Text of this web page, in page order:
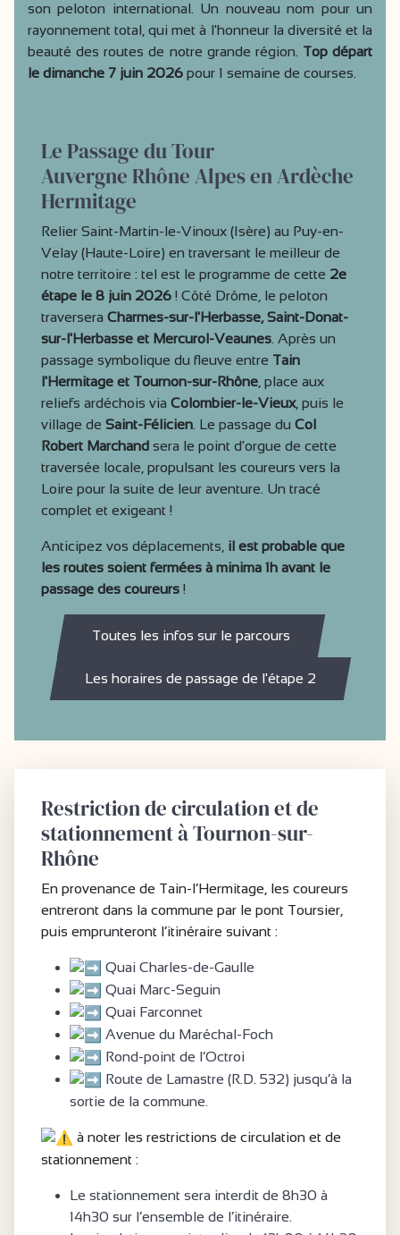
son peloton international. Un nouveau nom pour un
rayonnement total, qui met à l'honneur la diversité et la
beauté des routes de notre grande région. Top départ
le dimanche 7 juin 2026 pour 1 semaine de courses.
Le Passage du Tour
Auvergne Rhône Alpes en Ardèche
Hermitage
Relier Saint-Martin-le-Vinoux (Isère) au Puy-en-
Velay (Haute-Loire) en traversant le meilleur de
notre territoire : tel est le programme de cette 2e
étape le 8 juin 2026 ! Côté Drôme, le peloton
traversera Charmes-sur-l'Herbasse, Saint-Donat-
sur-l'Herbasse et Mercurol-Veaunes . Après un
passage symbolique du fleuve entre Tain
l'Hermitage et Tournon-sur-Rhône , place aux
reliefs ardéchois via Colombier-le-Vieux, puis le
village de Saint-Félicien . Le passage du Col
Robert Marchand sera le point d'orgue de cette
traversée locale, propulsant les coureurs vers la
Loire pour la suite de leur aventure. Un tracé
complet et exigeant !
Anticipez vos déplacements, il est probable que
les routes soient fermées à minima 1h avant le
passage des coureurs !
Toutes les infos sur le parcours
Les horaires de passage de l'étape 2
Restriction de circulation et de
stationnement à Tournon-sur-
Rhône
En provenance de Tain-l’Hermitage, les coureurs
entreront dans la commune par le pont Toursier,
puis emprunteront l’itinéraire suivant :
Quai Charles-de-Gaulle
Quai Marc-Seguin
Quai Farconnet
Avenue du Maréchal-Foch
Rond-point de l’Octroi
Route de Lamastre (R.D. 532) jusqu’à la
sortie de la commune.
à noter les restrictions de circulation et de
stationnement :
Le stationnement sera interdit de 8h30 à
14h30 sur l’ensemble de l’itinéraire.